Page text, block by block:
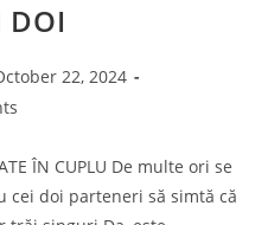
DOI
22, 2024
ÎN CUPLU De multe ori se
cei doi parteneri să simtă că